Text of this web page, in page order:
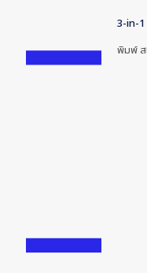
3-in-1
พิมพ์ ส